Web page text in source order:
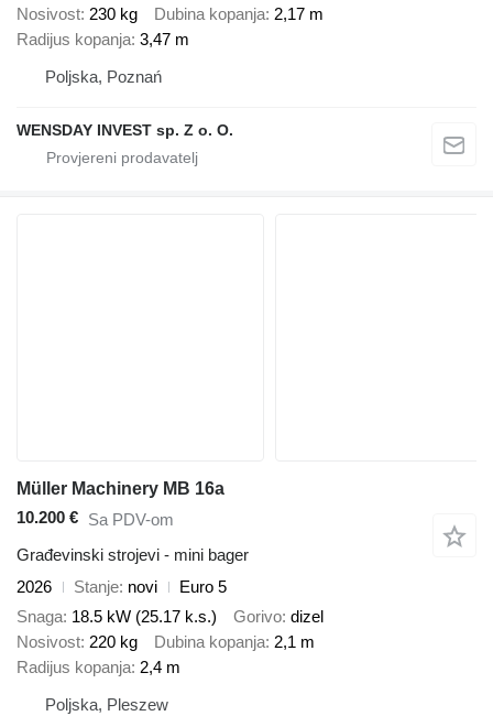
Nosivost 230 kg Dubina kopanja 2,17 m
Radijus kopanja 3,47 m
Poljska, Poznań
WENSDAY INVEST sp. Z o. O.
Müller Machinery MB 16a
10.200 € Sa PDV-om
Građevinski strojevi - mini bager
2026
Stanje novi
Euro 5
Snaga 18.5 kW (25.17 k.s.) Gorivo dizel
Nosivost 220 kg Dubina kopanja 2,1 m
Radijus kopanja 2,4 m
Poljska, Pleszew